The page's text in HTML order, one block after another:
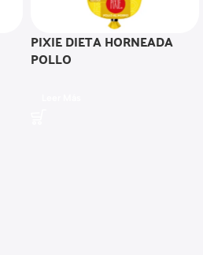
PIXIE DIETA HORNEADA
POLLO